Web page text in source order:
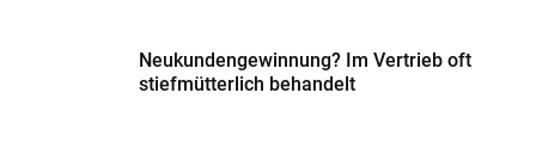
Neukundengewinnung? Im Vertrieb oft
stiefmütterlich behandelt